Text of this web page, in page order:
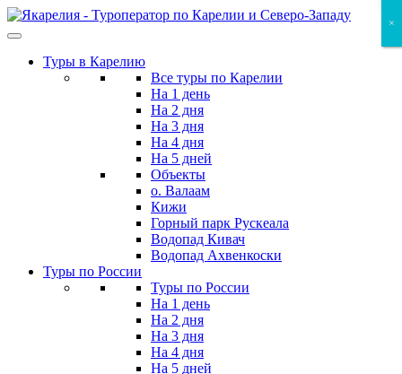
Skip
to
contentТуры в Карелию
Все туры по Карелии
На 1 день
На 2 дня
На 3 дня
На 4 дня
На 5 дней
Объекты
о. Валаам
Кижи
Горный парк Рускеала
Водопад Кивач
Водопад Ахвенкоски
Туры по России
Туры по России
На 1 день
На 2 дня
На 3 дня
На 4 дня
На 5 дней
×
×
×